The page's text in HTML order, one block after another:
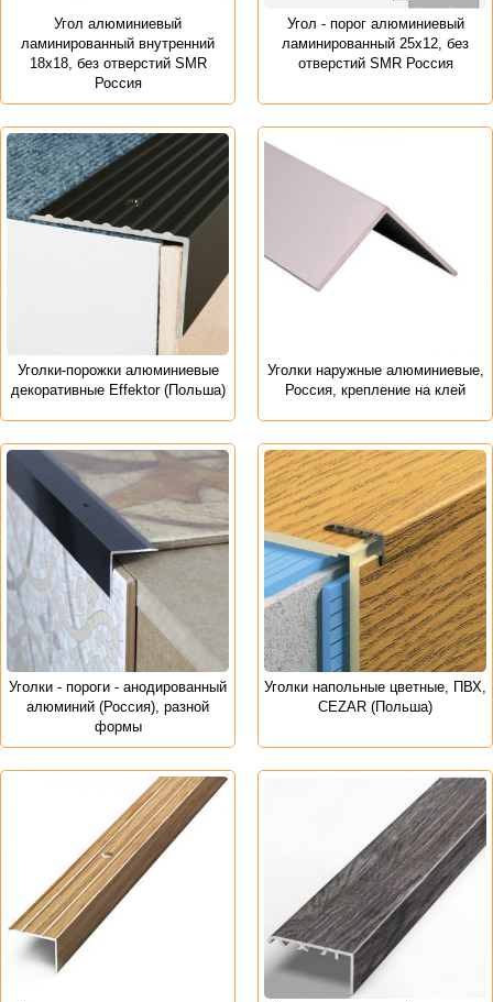
Угол алюминиевый
ламинированный внутренний
18х18, без отверстий SMR
Россия
Угол - порог алюминиевый
ламинированный 25х12, без
отверстий SMR Россия
Уголки-порожки алюминиевые
декоративные Effektor (Польша)
Уголки наружные алюминиевые,
Россия, крепление на клей
Уголки - пороги - анодированный
алюминий (Россия), разной
формы
Уголки напольные цветные, ПВХ,
CEZAR (Польша)